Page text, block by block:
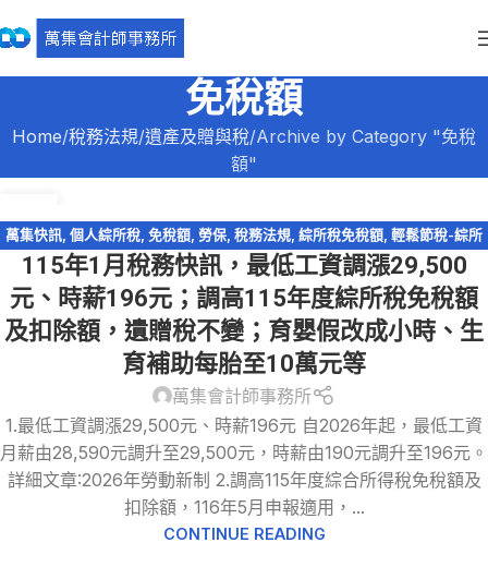
免稅額
Home 稅務法規 遺產及贈與稅 Archive by Category "免稅
額"
12 月
萬集快訊, 個人綜所稅, 免稅額, 勞保, 稅務法規, 綜所稅免稅額, 輕鬆節稅-綜所
稅,遺產及贈與稅
115年1月稅務快訊，最低工資調漲29,500
元、時薪196元；調高115年度綜所稅免稅額
及扣除額，遺贈稅不變；育嬰假改成小時、生
育補助每胎至10萬元等
萬集會計師事務所
1.最低工資調漲29,500元、時薪196元 自2026年起，最低工資
月薪由28,590元調升至29,500元，時薪由190元調升至196元。
詳細文章:2026年勞動新制 2.調高115年度綜合所得稅免稅額及
扣除額，116年5月申報適用，...
CONTINUE READING